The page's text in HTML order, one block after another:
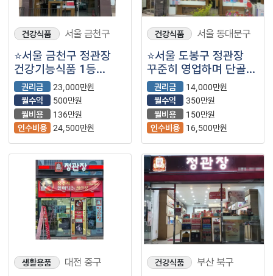
건강식품 서울 금천구
⭐서울 금천구 정관장
건강기능식품 1등
브랜드로 꾸준한 수익
가능한 매장입니다.
권리금
23,000만원
월수익
500만원
월비용
136만원
인수비용 24,500만원
건강식품 서울 동대문구
⭐서울 도봉구 정관장
꾸준히 영업하며 단골
많이 확보 된 안정적인
매장입니다.
권리금
14,000만원
월수익
350만원
월비용
150만원
인수비용
16,500만원
생활용품 대전 중구 건강식품 부산 북구